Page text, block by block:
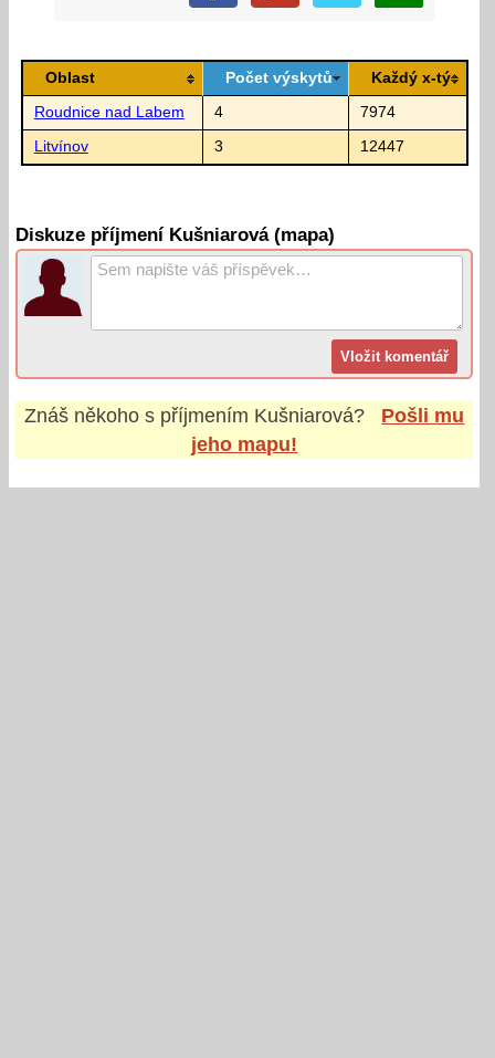
Oblast Počet výskytů Každý x-tý
Roudnice nad Labem 4 7974
Litvínov 3 12447
Diskuze příjmení Kušniarová (mapa)
Znáš někoho s příjmením Kušniarová?
Pošli mu
jeho mapu!